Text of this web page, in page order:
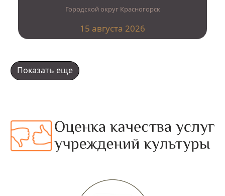
Городской округ Красногорск
15 августа 2026
Показать еще